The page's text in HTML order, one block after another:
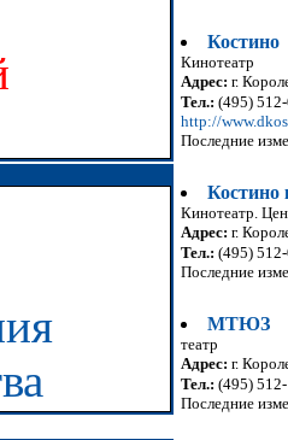
Костино
Кинотеатр
Адрес: г.
Тел.: (495)
http://
Последние
Костино
Кинотеатр.
Адрес: г.
Тел.: (495)
Последние
МТЮЗ
театр
Адрес: г.
Тел.: (495)
Последние